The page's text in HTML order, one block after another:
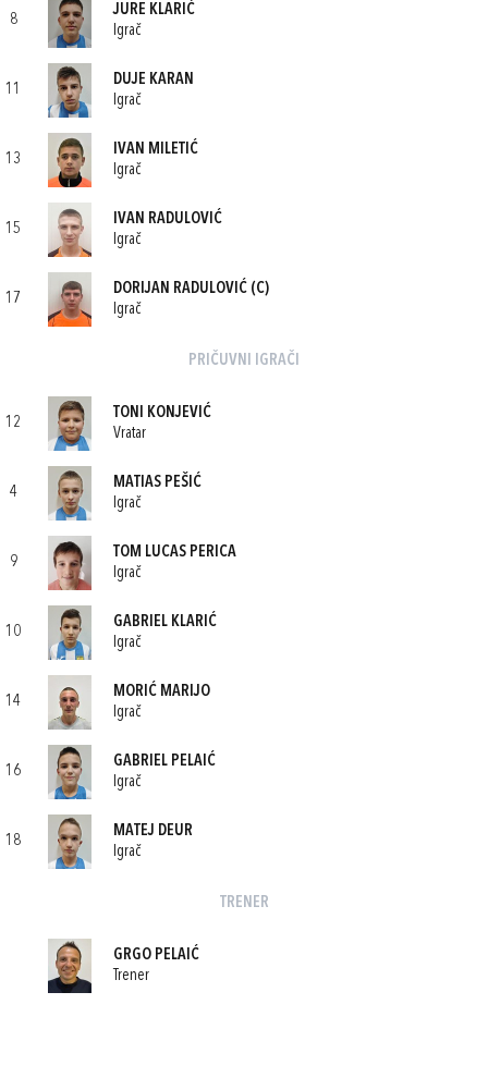
8
JURE KLARIĆ
Igrač
11
DUJE KARAN
Igrač
13
IVAN MILETIĆ
Igrač
15
IVAN RADULOVIĆ
Igrač
17
DORIJAN RADULOVIĆ (C)
Igrač
PRIČUVNI IGRAČI
12
TONI KONJEVIĆ
Vratar
4
MATIAS PEŠIĆ
Igrač
9
TOM LUCAS PERICA
Igrač
10
GABRIEL KLARIĆ
Igrač
14
MORIĆ MARIJO
Igrač
16
GABRIEL PELAIĆ
Igrač
18
MATEJ DEUR
Igrač
TRENER
GRGO PELAIĆ
Trener